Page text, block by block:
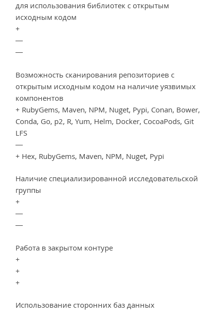
для использования библиотек с открытым
исходным кодом
+
—
—
Возможность сканирования репозиториев с
открытым исходным кодом на наличие уязвимых
компонентов
+ RubyGems, Maven, NPM, Nuget, Pypi, Conan, Bower,
Conda, Go, p2, R, Yum, Helm, Docker, CocoaPods, Git
LFS
—
+ Hex, RubyGems, Maven, NPM, Nuget, Pypi
Наличие специализированной исследовательской
группы
+
—
—
Работа в закрытом контуре
+
+
+
Использование сторонних баз данных